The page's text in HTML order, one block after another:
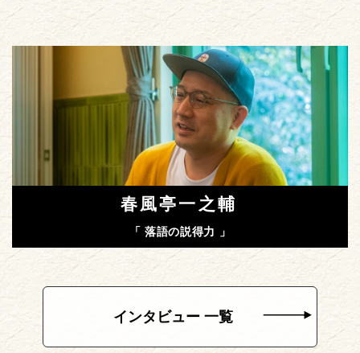
春風亭一之輔
「 落語の説得力 」
インタビュー 一覧